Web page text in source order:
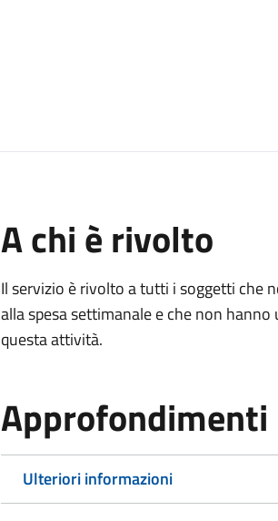
A chi è rivolto
Il servizio è rivolto a tutti i soggetti che
alla spesa settimanale e che non
questa attività.
Approfondimenti
Ulteriori informazioni